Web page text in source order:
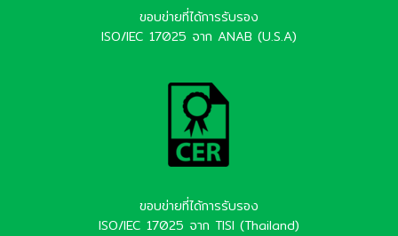
ขอบข่ายที่ได้การรับรอง
ISO/IEC 17025 จาก ANAB (U.S.A)
ขอบข่ายที่ได้การรับรอง
ISO/IEC 17025 จาก TISI (Thailand)